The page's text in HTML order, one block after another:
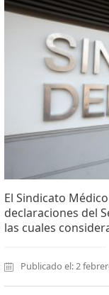
El Sindicato
declaraciones del
las cuales
Publicado el: 2